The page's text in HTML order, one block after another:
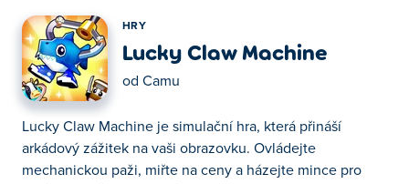
HRY
Lucky Claw Machine
od Camu
Lucky Claw Machine je simulační hra, která přináší
arkádový zážitek na vaši obrazovku. Ovládejte
mechanickou paži, miřte na ceny a házejte mince pro